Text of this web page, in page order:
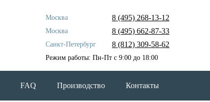
Москва 8 (495) 268-13-12
Москва 8 (495) 662-87-33
Санкт-Петербург 8 (812) 309-58-62
Режим работы: Пн-Пт с 9:00 до 18:00
FAQ Производство Контакты